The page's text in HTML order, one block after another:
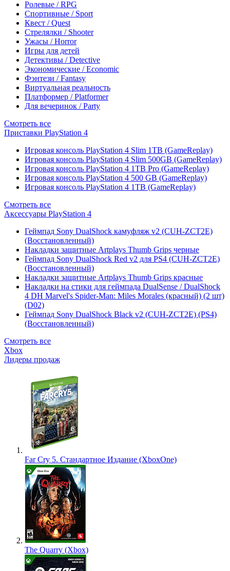
Ролевые / RPG
Спортивные / Sport
Квест / Quest
Стрелялки / Shooter
Ужасы / Horror
Игры для детей
Детективы / Detective
Экономические / Economic
Фэнтези / Fantasy
Виртуальная реальность
Платформер / Platformer
Для вечеринок / Party
Смотреть все
Приставки PlayStation 4
Игровая консоль PlayStation 4 Slim 1TB (GameReplay)
Игровая консоль PlayStation 4 Slim 500GB (GameReplay)
Игровая консоль PlayStation 4 1TB Pro (GameReplay)
Игровая консоль PlayStation 4 500 GB (GameReplay)
Игровая консоль PlayStation 4 1TB (GameReplay)
Смотреть все
Аксессуары PlayStation 4
Геймпад Sony DualShock камуфляж v2 (CUH-ZCT2E)
(Восстановленный)
Накладки защитные Artplays Thumb Grips черные
Геймпад Sony DualShock Red v2 для PS4 (CUH-ZCT2E)
(Восстановленный)
Накладки защитные Artplays Thumb Grips красные
Накладки на стики для геймпада DualSense / DualShock
4 DH Marvel's Spider-Man: Miles Morales (красный) (2 шт)
(D02)
Геймпад Sony DualShock Black v2 (CUH-ZCT2E) (PS4)
(Восстановленный)
Смотреть все
Xbox
Лидеры продаж
Far Cry 5. Стандартное Издание (XboxOne)
The Quarry (Xbox)